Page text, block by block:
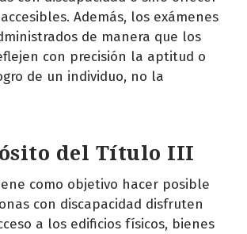
Además, los exámenes
de manera que los
con precisión la aptitud o
de un individuo, no la
del Título III
como objetivo hacer posible
con discapacidad disfruten
a los edificios físicos, bienes